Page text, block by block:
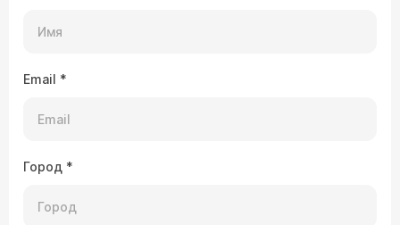
Email *
Город *